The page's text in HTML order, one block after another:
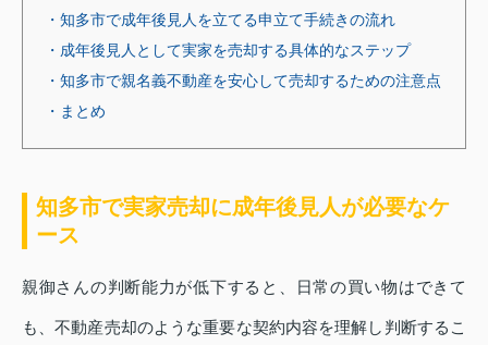
・知多市で成年後見人を立てる申立て手続きの流れ
・成年後見人として実家を売却する具体的なステップ
・知多市で親名義不動産を安心して売却するための注意点
・まとめ
知多市で実家売却に成年後見人が必要なケ
ース
親御さんの判断能力が低下すると、日常の買い物はできて
も、不動産売却のような重要な契約内容を理解し判断するこ